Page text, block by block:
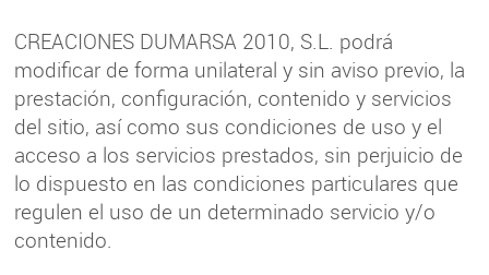
CREACIONES DUMARSA 2010, S.L. podrá
modificar de forma unilateral y sin aviso previo, la
prestación, configuración, contenido y servicios
del sitio, así como sus condiciones de uso y el
acceso a los servicios prestados, sin perjuicio de
lo dispuesto en las condiciones particulares que
regulen el uso de un determinado servicio y/o
contenido.